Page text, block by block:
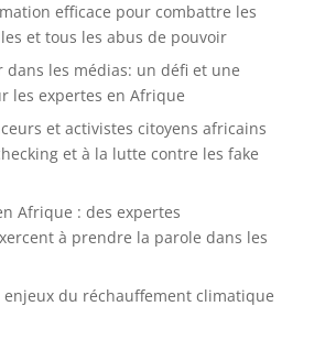
efficace pour combattre les
et tous les abus de pouvoir
dans les médias: un défi et une
les expertes en Afrique
et activistes citoyens africains
et à la lutte contre les fake
Afrique : des expertes
à prendre la parole dans les
enjeux du réchauffement climatique